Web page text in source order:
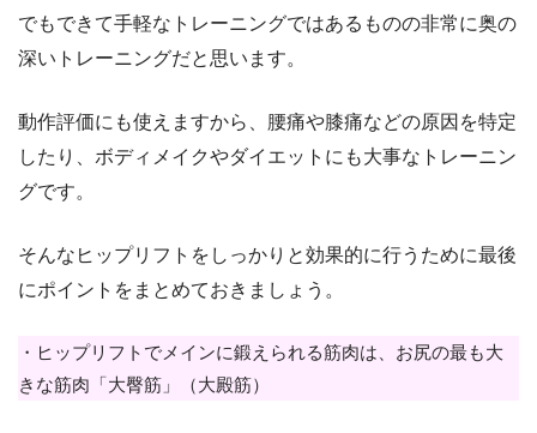
でもできて手軽なトレーニングではあるものの非常に奥の
深いトレーニングだと思います。
動作評価にも使えますから、腰痛や膝痛などの原因を特定
したり、ボディメイクやダイエットにも大事なトレーニン
グです。
そんなヒップリフトをしっかりと効果的に行うために最後
にポイントをまとめておきましょう。
・ヒップリフトでメインに鍛えられる筋肉は、お尻の最も大
きな筋肉「大臀筋」（大殿筋）